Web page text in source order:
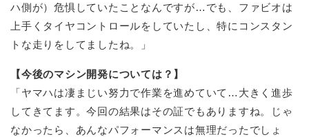
ハ側が）危惧していたことなんですが…でも、ファビオは
上手くタイヤコントロールをしていたし、特にコンスタン
トな走りをしてましたね。」
【今後のマシン開発については？】
「ヤマハは凄まじい努力で作業を進めていて…大きく進歩
してきてます。今回の結果はその証でもありますね。じゃ
なかったら、あんなパフォーマンスは無理だったでしょ